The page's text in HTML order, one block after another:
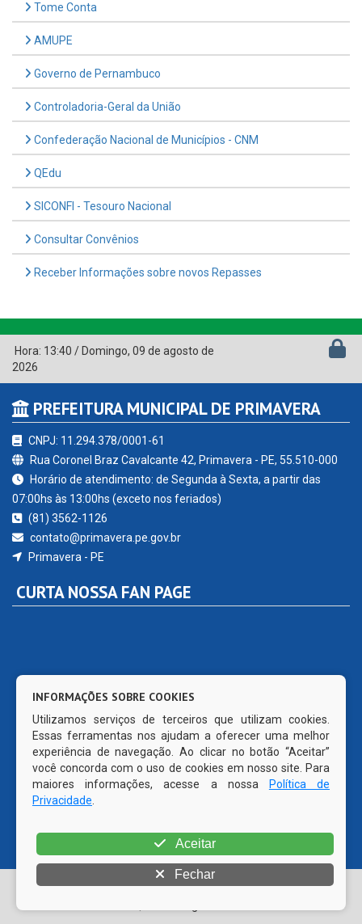
Tome Conta
AMUPE
Governo de Pernambuco
Controladoria-Geral da União
Confederação Nacional de Municípios - CNM
QEdu
SICONFI - Tesouro Nacional
Consultar Convênios
Receber Informações sobre novos Repasses
Hora: 13:40 / Domingo, 09 de agosto de
2026
PREFEITURA MUNICIPAL DE PRIMAVERA
CNPJ: 11.294.378/0001-61
Rua Coronel Braz Cavalcante 42, Primavera - PE, 55.510-000
Horário de atendimento: de Segunda à Sexta, a partir das
07:00hs às 13:00hs (exceto nos feriados)
(81) 3562-1126
contato@primavera.pe.gov.br
Primavera - PE
CURTA NOSSA FAN PAGE
© Copyright 2026 Prefeitura Municipal de Primavera | Todos
INFORMAÇÕES SOBRE COOKIES
Utilizamos serviços de terceiros que utilizam cookies.
Essas ferramentas nos ajudam a oferecer uma melhor
experiência de navegação. Ao clicar no botão “Aceitar”
você concorda com o uso de cookies em nosso site. Para
maiores informações, acesse a nossa
Política de
Privacidade
Aceitar
Fechar